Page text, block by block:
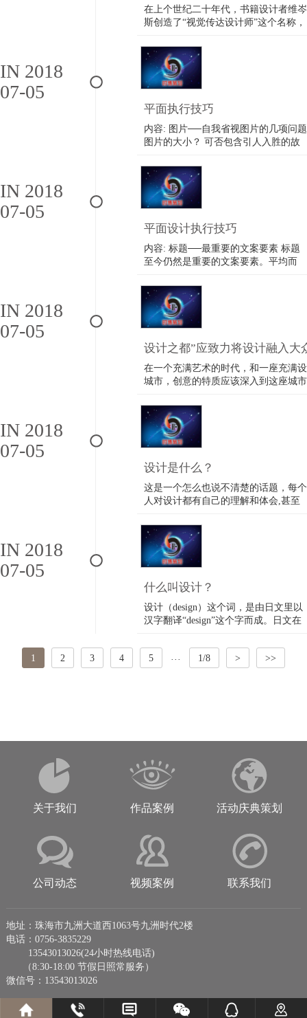
在上个世纪二十年代，书籍设计者维岑
斯创造了“视觉传达设计师”这个名称，
个人活动”①行为。它的意义在很大程
度上预示了视觉传达设计师工作方式的
独立性。从传达设计开始的一个人独立
工作的创作方式，到现在由自己决
定……
IN 2018
07-05
平面执行技巧
内容: 图片──自我省视图片的几项问题
图片的大小？ 可否包含引人入胜的故
以示范产品？ 产品可否成为图片的主
角？ 是否具有出人意料的视觉效果？
照片还是绘画？ 是否投注了足够的心
力？ 图片──图片的大小？ 通常一张篇
幅……
IN 2018
07-05
平面设计执行技巧
内容: 标题──最重要的文案要素 标题
至今仍然是重要的文案要素。平均而
标题，却只有一个阅读内文。 当你决
定了图片跟标题时，你已经花掉了客户
80％的预算。 自我省视标题的几项问
题（1） 标题是否承诺了一项利益点？
标题是……
IN 2018
07-05
设计之都”应致力将设计融入大
在一个充满艺术的时代，和一座充满
城市，创意的特质应该深入到这座城
公交站牌、电话亭、公园的座椅，甚
每一幅海报，都应该具有设计感。这
一座城市市民的文化素养和生活品质
海……
IN 2018
07-05
设计是什么？
这是一个怎么也说不清楚的话题，每个
人对设计都有自己的理解和体会,甚至
什么呢，设计是一种跳跃性或者是逻辑
性思维的某种冲动，是大脑对思维的一
种具像化，而这就是我们通常所说的创
意，我个人比较不赞同把创意单提到设
计……
IN 2018
07-05
什么叫设计？
设计（design）这个词，是由日文里以
汉字翻译“design”这个字而成。日文在
计”这个词以外， 也曾用“意匠”、“图
案”、“构成”、“造形”等等汉字所组成
1 2 3 4 5 ··· 1/8 > >>
关于我们 作品案例 活动庆典策划
公司动态 视频案例 联系我们
地址：珠海市九洲大道西1063号九洲时代2楼
电话：0756-3835229
13543013026(24小时热线电话)
（8:30-18:00 节假日照常服务）
微信号：13543013026